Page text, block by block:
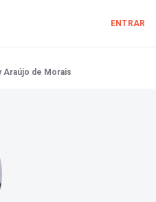
ENTRAR
Araújo de Morais